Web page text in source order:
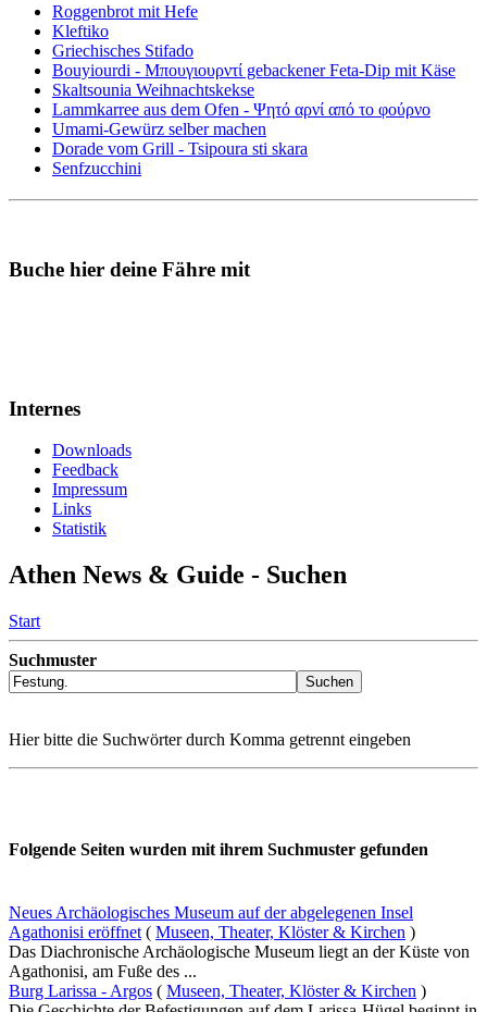
Roggenbrot mit Hefe
Kleftiko
Griechisches Stifado
Bouyiourdi - Μπουγιουρντί gebackener Feta-Dip mit Käse
Skaltsounia Weihnachtskekse
Lammkarree aus dem Ofen - Ψητό αρνί από το φούρνο
Umami-Gewürz selber machen
Dorade vom Grill - Tsipoura sti skara
Senfzucchini
Buche hier deine Fähre mit
Internes
Downloads
Feedback
Impressum
Links
Statistik
Athen News & Guide - Suchen
Start
Suchmuster
Hier bitte die Suchwörter durch Komma getrennt eingeben
Folgende Seiten wurden mit ihrem Suchmuster gefunden
Neues Archäologisches Museum auf der abgelegenen Insel
Agathonisi eröffnet ( Museen, Theater, Klöster & Kirchen )
Das Diachronische Archäologische Museum liegt an der Küste von
Agathonisi, am Fuße des ...
Burg Larissa - Argos ( Museen, Theater, Klöster & Kirchen )